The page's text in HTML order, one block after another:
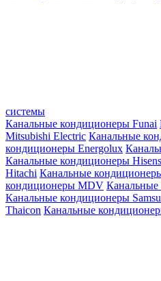
системы
Канальные кондиционеры Funai
Mitsubishi Electric Канальные
кондиционеры Energolux
Канальные кондиционеры
Hitachi Канальные
кондиционеры MDV
Канальные кондиционеры
Thaicon Канальные